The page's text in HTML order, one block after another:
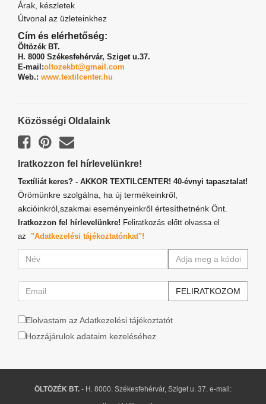
Árak, készletek
Útvonal az üzleteinkhez
Cím és elérhetőség:
Öltözék BT.
H. 8000 Székesfehérvár, Sziget u.37.
E-mail:oltozekbt@gmail.com
Web.: www.textilcenter.hu
Közösségi Oldalaink
Iratkozzon fel hírlevelünkre!
Textíliát keres? - AKKOR TEXTILCENTER! 40-évnyi tapasztalat!
Örömünkre szolgálna, ha új termékeinkről,
akcióinkról,szakmai eseményeinkről értesíthetnénk Önt.
Iratkozzon fel hírlevelünkre! Feliratkozás előtt olvassa el
az "Adatkezelési tájékoztatónkat"!
Elolvastam az Adatkezelési tájékoztatót
Hozzájárulok adataim kezeléséhez
ÖLTÖZÉK BT. - H. 8000. Székesfehérvár, Sziget u. 37. e-mail: